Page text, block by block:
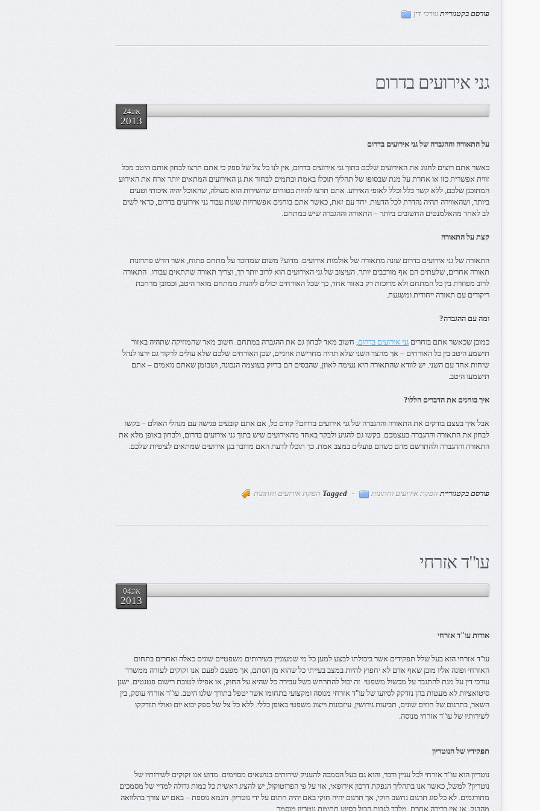
פורסם בקטגוריית עורכי דין
גני אירועים בדרום
אוג24
2013
על התאורה וההגברה של גני אירועים בדרום
כאשר אתם רוצים לחגוג את האירועים שלכם בתוך גני אירועים בדרום, אין לנו כל צל של ספק כי אתם תרצו לבחון אותם היטב מכל
זווית אפשרית כזו או אחרת על מנת שבסופו של תהליך תוכלו באמת ובתמים לבחור את גן האירועים המתאים יותר ארח את האירוע
המתוכנן שלכם, ללא קשר כלל וכלל לאופי האירוע. אתם תרצו להיות בטוחים שהשירות הוא מעולה, שהאוכל יהיה איכותי וטעים
ביותר, ושהאווירה תהיה נהדרת לכל הדעות. יחד עם זאת, כאשר אתם בוחנים אפשרויות שונות עבור גני אירועים בדרום, כדאי לשים
לב לאחד מהאלמנטים החשובים ביותר – התאורה וההגברה שיש במתחם.
קצת על התאורה
התאורה של גני אירועים בדרום שונה מתאורה של אולמות אירועים. מדוע? משום שמדובר על מתחם פתוח, אשר דורש פתרונות
תאורה אחרים, שלעתים הם אף מורכבים יותר. העיצוב של גני האירועים הוא לרוב יותר רך, וצריך תאורה שתתאים עבורו. התאורה
לרוב מפוזרת בין כל המתחם ולא מרוכזת רק באזור אחד, כך שכל האורחים יכולים ליהנות ממתחם מואר היטב, וכמובן מרחבת
ריקודים עם תאורה ייחודית ומשגעת.
ומה עם ההגברה?
כמובן שכאשר אתם בוחרים גני אירועים בדרום, חשוב מאד לבחון גם את ההגברה במתחם. חשוב מאד שהמוזיקה שתהיה באזור
תישמע היטב בין כל האורחים – אך מהצד השני שלא תהיה מחרישת אוזניים, שכן האורחים שלכם שלא עולים לרקוד גם ירצו לנהל
שיחות אחד עם השני. יש לוודא שהתאורה היא נעימה לאוזן, שהבסים הם בדיוק בעוצמה הנכונה, ושבזמן שאתם נואמים – אתם
תישמעו היטב.
איך בוחנים את הדברים הללו?
אבל איך בעצם בודקים את התאורה וההגברה של גני אירועים בדרום? קודם כל, אם אתם קובעים פגישה עם מנהלי האולם – בקשו
לבחון את התאורה וההגברה בעצמכם. בקשו גם להגיע ולבקר באחד מהאירועים שיש בתוך גני אירועים בדרום, ולבחון באופן מלא את
התאורה וההגברה ולהתרשם מהם כשהם פועלים במצב אמת. כך תוכלו לדעת האם מדובר בגן אירועים שמתאים לציפיות שלכם.
פורסם בקטגוריית הפקת אירועים וחתונות -
Tagged הפקת אירועים וחתונות
עו"ד אזרחי
אוג04
2013
אודות עו"ד אזרחי
עו"ד אזרחי הוא בעל שלל תפקידים אשר ביכולתו לבצע למען כל מי שמעוניין בשירותים משפטיים שונים כאלה ואחרים בתחום
האזרחי ופונה אליו מובן שאף אדם לא יחפוץ להיות במצב בעייתי כל שהוא מן הסתם, אך מפעם לפעם אנו זקוקים לעזרה ממשרד
עורכי דין על מנת להתגבר על מכשול משפטי. זה יכול להתרחש בשל עבירה כל שהיא על החוק, או אפילו לטובת רישום פטנטים. ישנן
סיטואציות לא מעטות בהן נזדקק לסיועו של עו"ד אזרחי מנוסה ומקצועי בתחומו אשר יטפל בתורך שלנו היטב. עו"ד אזרחי עוסק, בין
השאר, בתרגום של חוזים שונים, תביעות גירושין, עיזבונות וייצוג משפטי באופן כללי. ללא כל צל של ספק יבוא יום ואולי תזדקקו
לשירותיו של עו"ד אזרחי מנוסה.
תפקידיו של הנוטריון
נוטריון הוא עו"ד אזרחי לכל עניין ודבר, והוא גם בעל הסמכה להעניק שירותים בנושאים מסוימים. מדוע אנו זקוקים לשירותיו של
נוטריון? למשל, כאשר אנו בתהליך הנפקת דרכון אירופאי, אזי על פי הפרוטוקול, יש להציג ראשית כל כמות גדולה למדיי של מסמכים
מתורגמים. לא כל סוג תרגום נחשב חוקי, אך תרגום יהיה חוקי באם יהיה חתום על ידי נוטריון. דוגמא נוספת – באם יש צורך בהלוואה
מהבנק, אז אין ברירה אחרת, מלבד לגבות הכול בסיוע חתימת נוטריון מוסמך.